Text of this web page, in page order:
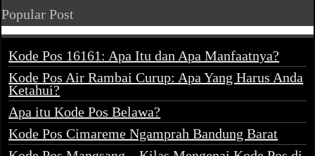
Popular Post
Kode Pos 16161: Apa Itu dan Apa Manfaatnya?
Kode Pos Air Rambai Curup: Apa Yang Harus Anda
Ketahui?
Apa itu Kode Pos Belawa?
Kode Pos Cimareme Ngamprah Bandung Barat